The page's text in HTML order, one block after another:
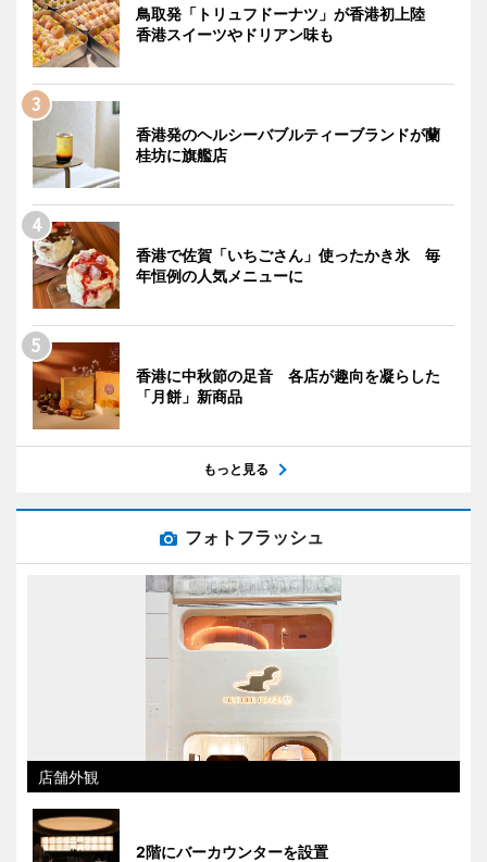
鳥取発「トリュフドーナツ」が香港初上陸
香港スイーツやドリアン味も
香港発のヘルシーバブルティーブランドが蘭
桂坊に旗艦店
香港で佐賀「いちごさん」使ったかき氷 毎
年恒例の人気メニューに
香港に中秋節の足音 各店が趣向を凝らした
「月餅」新商品
もっと見る
フォトフラッシュ
店舗外観
2階にバーカウンターを設置